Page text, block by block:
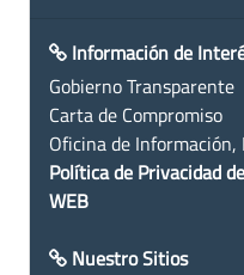
Información de
Gobierno Transparente
Carta de Compromiso
Oficina de Información,
Política de Privacidad
WEB
Nuestro Sitios